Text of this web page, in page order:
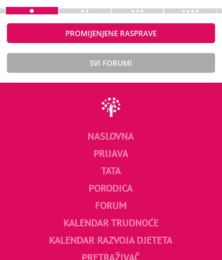
PROMIJENJENE RASPRAVE
SVI FORUMI
NASLOVNA
PRIJAVA
TATA
PORODICA
FORUM
KALENDAR TRUDNOĆE
KALENDAR RAZVOJA DJETETA
PRETRAŽIVAČ